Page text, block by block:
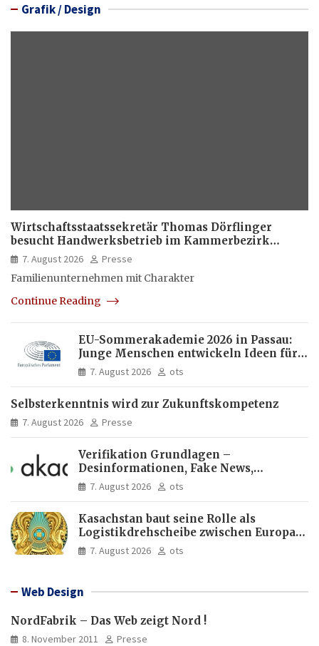
Grafik / Design
Wirtschaftsstaatssekretär Thomas Dörflinger
besucht Handwerksbetrieb im Kammerbezirk
Freiburg
7. August 2026
Presse
Familienunternehmen mit Charakter
Continue Reading
EU-Sommerakademie 2026 in Passau:
Junge Menschen entwickeln Ideen für
Europas Zukunft
7. August 2026 ots
Selbsterkenntnis wird zur Zukunftskompetenz
7. August 2026 Presse
Verifikation Grundlagen –
Desinformationen, Fake News,
manipulierte Inhalte | dpa-Akademie
7. August 2026 ots
Kasachstan baut seine Rolle als
Logistikdrehscheibe zwischen Europa
und Asien aus
7. August 2026 ots
Web Design
NordFabrik – Das Web zeigt Nord !
8. November 2011
Presse